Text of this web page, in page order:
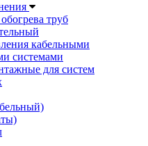
труб
кабельными
системами
для систем